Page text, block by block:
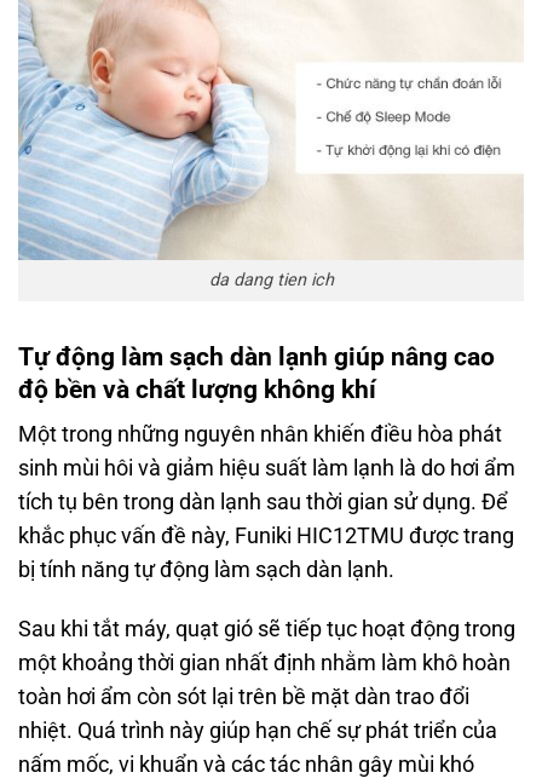
da dang tien ich
Tự động làm sạch dàn lạnh giúp nâng cao
độ bền và chất lượng không khí
Một trong những nguyên nhân khiến điều hòa phát
sinh mùi hôi và giảm hiệu suất làm lạnh là do hơi ẩm
tích tụ bên trong dàn lạnh sau thời gian sử dụng. Để
khắc phục vấn đề này, Funiki HIC12TMU được trang
bị tính năng tự động làm sạch dàn lạnh.
Sau khi tắt máy, quạt gió sẽ tiếp tục hoạt động trong
một khoảng thời gian nhất định nhằm làm khô hoàn
toàn hơi ẩm còn sót lại trên bề mặt dàn trao đổi
nhiệt. Quá trình này giúp hạn chế sự phát triển của
nấm mốc, vi khuẩn và các tác nhân gây mùi khó